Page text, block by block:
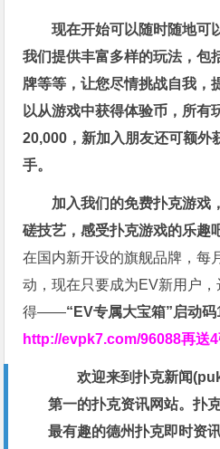
现在开始可以随时随地可
我们提供丰富多样的玩法，包
牌等等，让您尽情挑战自我，
以从游戏中获得体验币，所有
20,000，新加入朋友还可额外
手。
加入我们的免费扑克游戏
磋技艺，感受扑克游戏的乐趣
在国内新开设的旗舰品牌，每
动，现在只要成为EV新用户
得——“EV专属大宝箱”启动码
http://evpk7.com/96088再送4
欢迎来到扑克新闻(
第一的扑克资讯网站。扑
最有趣的德州扑克即时资